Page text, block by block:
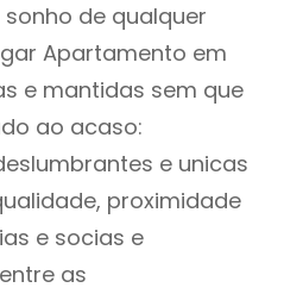
de qualquer
Apartamento em
e mantidas sem que
ao acaso:
e unicas
proximidade
e socias e
as